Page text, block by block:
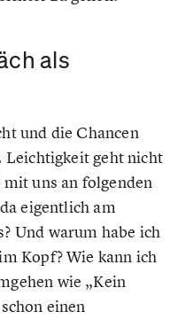
als
und die Chancen
geht nicht
uns an folgenden
eigentlich am
Und warum habe ich
Kopf? Wie kann ich
wie „Kein
einen